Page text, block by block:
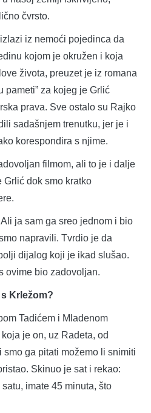
čvrsto.
iz nemoći pojedinca da
kojom je okružen i koja
života, preuzet je iz romana
pameti” za kojeg je Grlić
prava. Sve ostalo su Rajko
sadašnjem trenutku, jer je i
korespondira s njime.
filmom, ali to je i dalje
Grlić dok smo kratko
ja sam ga sreo jednom i bio
napravili. Tvrdio je da
dijalog koji je ikad slušao.
ovime bio zadovoljan.
Krležom?
Tadićem i Mladenom
je on, uz Radeta, od
ga pitati možemo li snimiti
Skinuo je sat i rekao:
imate 45 minuta, što